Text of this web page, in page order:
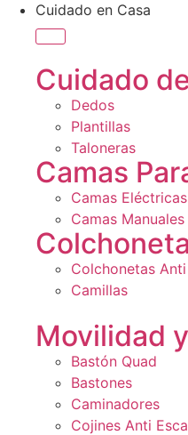
Cuidado en Casa
Cuidado
Dedos
Plantillas
Taloneras
Camas
Camas Eléctricas
Camas Manuales
Colchonetas
Camillas
Movilidad
Bastón Quad
Bastones
Caminadores
Cojines Anti